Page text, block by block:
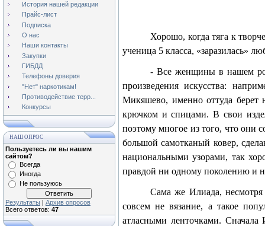
История нашей редакции
Прайс-лист
Подписка
О нас
Наши контакты
Закупки
ГИБДД
Телефоны доверия
"Нет" наркотикам!
Противодействие терр...
Конкурсы
НАШ ОПРОС
Пользуетесь ли вы нашим
сайтом?
Всегда
Иногда
Не пользуюсь
Результаты | Архив опросов
Всего ответов: 47
Хорошо, когда тяга к
ученица 5 класса, «заразилась»
- Все женщины в нашем
произведения искусства:
Микяшево, именно оттуда берет
крючком и спицами. В свои
поэтому многое из того, что они
большой самотканый ковер,
национальными узорами, так
правдой ни одному поколению и
Сама же Илиада,
совсем не вязание, а такое
атласными ленточками. Сначала